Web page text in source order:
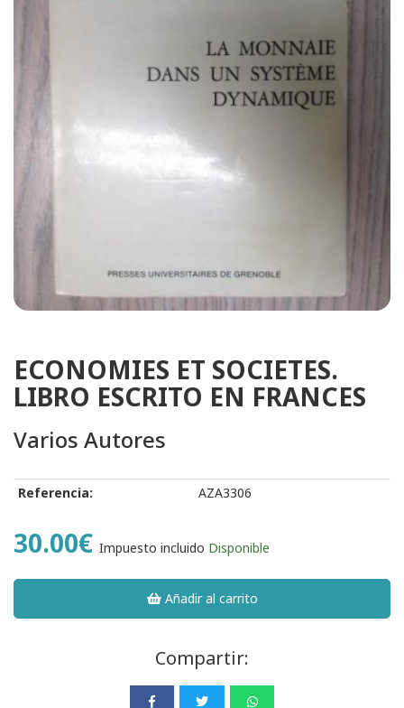
ECONOMIES ET SOCIETES.
LIBRO ESCRITO EN FRANCES
Varios Autores
Referencia: AZA3306
30.00€ Impuesto incluido Disponible
Añadir al carrito
Compartir: